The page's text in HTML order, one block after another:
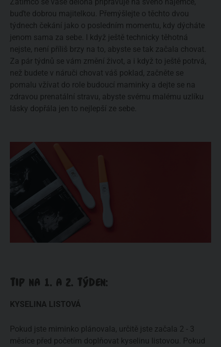
buďte dobrou majitelkou. Přemýšlejte o těchto dvou
týdnech čekání jako o posledním momentu, kdy dýcháte
jenom sama za sebe. I když ještě technicky těhotná
nejste, není příliš brzy na to, abyste se tak začala chovat.
Za pár týdnů se vám změní život, a i když to ještě potrvá,
než budete v náruči chovat váš poklad, začněte se
pomalu vžívat do role budoucí maminky a dejte se na
zdravou prenatální stravu, abyste svému malému uzlíku
lásky dopřála jen to nejlepší ze sebe.
TIP NA 1. A 2. TÝDEN:
KYSELINA LISTOVÁ
Pokud jste miminko plánovala, určitě jste začala 2 - 3
měsíce před početím doplňovat kyselinu listovou. Pokud